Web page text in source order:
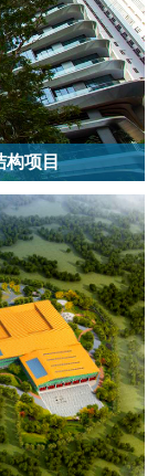
构项目
层钢结构建筑，用钢